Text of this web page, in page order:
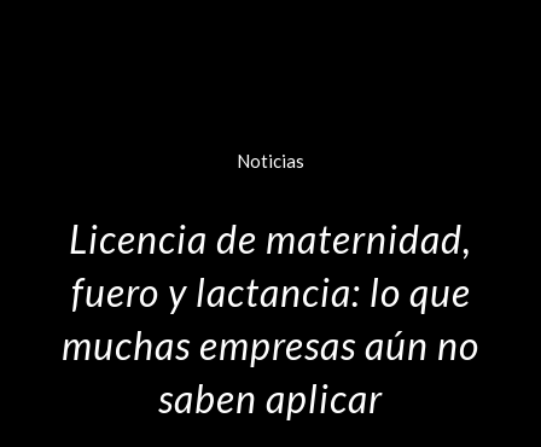
Noticias
Licencia de maternidad,
fuero y lactancia: lo que
muchas empresas aún no
saben aplicar